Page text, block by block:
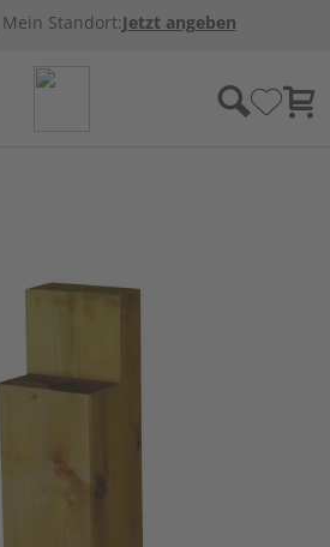
Mein Standort:Jetzt angeben